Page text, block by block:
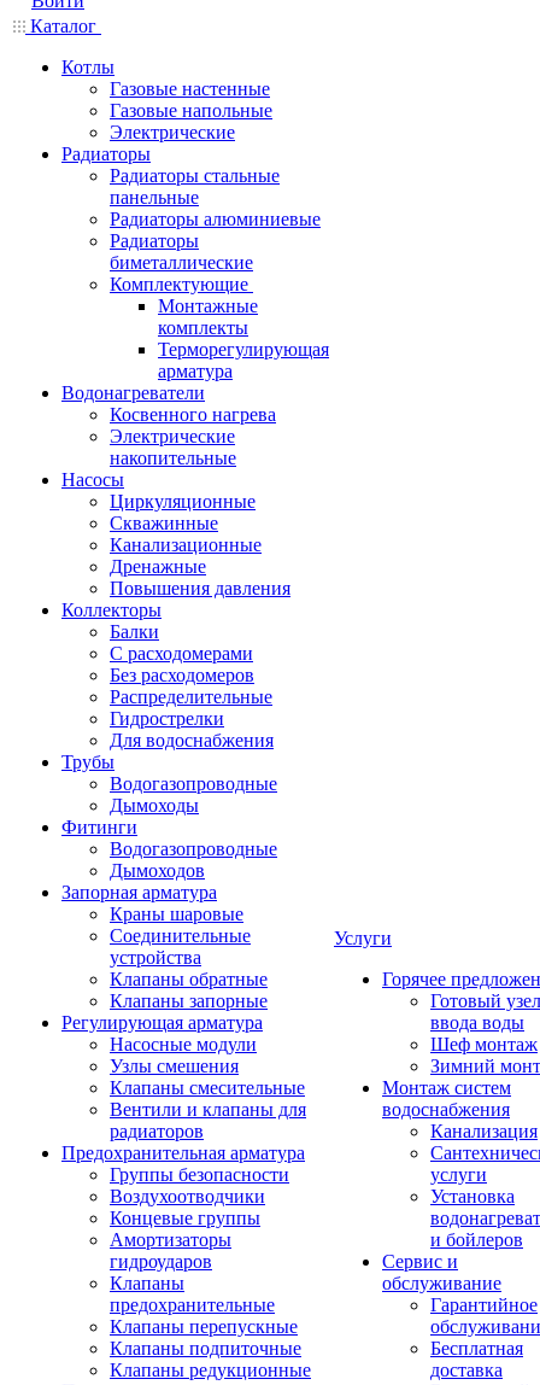
Каталог
Котлы
Газовые настенные
Газовые напольные
Электрические
Радиаторы
Радиаторы стальные
панельные
Радиаторы алюминиевые
Радиаторы
биметаллические
Комплектующие
Монтажные
комплекты
Терморегулирующая
арматура
Водонагреватели
Косвенного нагрева
Электрические
накопительные
Насосы
Циркуляционные
Скважинные
Канализационные
Дренажные
Повышения давления
Коллекторы
Балки
С расходомерами
Без расходомеров
Распределительные
Гидрострелки
Для водоснабжения
Трубы
Водогазопроводные
Дымоходы
Фитинги
Водогазопроводные
Дымоходов
Запорная арматура
Краны шаровые
Соединительные
устройства
Клапаны обратные
Клапаны запорные
Регулирующая арматура
Насосные модули
Узлы смешения
Клапаны смесительные
Вентили и клапаны для
радиаторов
Предохранительная арматура
Группы безопасности
Воздухоотводчики
Концевые группы
Амортизаторы
гидроударов
Клапаны
предохранительные
Клапаны перепускные
Клапаны подпиточные
Клапаны редукционные
Услуги
Горячее
Готовый узел
ввода воды
Шеф монтаж
Зимний
Монтаж систем
водоснабжения
Канализация
услуги
Установка
и бойлеров
Сервис и
обслуживание
Гарантийное
Бесплатная
доставка